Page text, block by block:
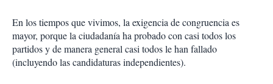
En los tiempos que vivimos, la exigencia de congruencia es
mayor, porque la ciudadanía ha probado con casi todos los
partidos y de manera general casi todos le han fallado
(incluyendo las candidaturas independientes).